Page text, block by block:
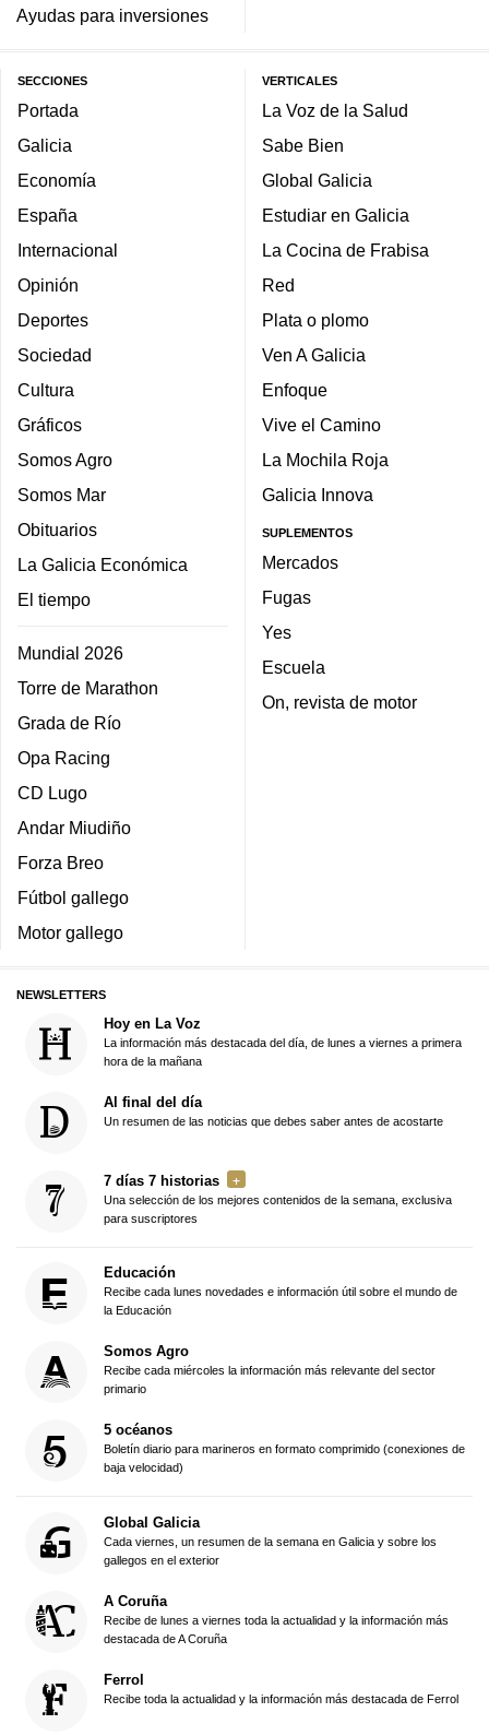
Ayudas para inversiones
SECCIONES
Portada
Galicia
Economía
España
Internacional
Opinión
Deportes
Sociedad
Cultura
Gráficos
Somos Agro
Somos Mar
Obituarios
La Galicia Económica
El tiempo
Mundial 2026
Torre de Marathon
Grada de Río
Opa Racing
CD Lugo
Andar Miudiño
Forza Breo
Fútbol gallego
Motor gallego
VERTICALES
La Voz de la Salud
Sabe Bien
Global Galicia
Estudiar en Galicia
La Cocina de Frabisa
Red
Plata o plomo
Ven A Galicia
Enfoque
Vive el Camino
La Mochila Roja
Galicia Innova
SUPLEMENTOS
Mercados
Fugas
Yes
Escuela
On, revista de motor
NEWSLETTERS
Hoy en La Voz
La información más destacada del día, de lunes a viernes a primera
hora de la mañana
Al final del día
Un resumen de las noticias que debes saber antes de acostarte
7 días 7 historias
Una selección de los mejores contenidos de la semana, exclusiva
para suscriptores
Educación
Recibe cada lunes novedades e información útil sobre el mundo de
la Educación
Somos Agro
Recibe cada miércoles la información más relevante del sector
primario
5 océanos
Boletín diario para marineros en formato comprimido (conexiones de
baja velocidad)
Global Galicia
Cada viernes, un resumen de la semana en Galicia y sobre los
gallegos en el exterior
A Coruña
Recibe de lunes a viernes toda la actualidad y la información más
destacada de A Coruña
Ferrol
Recibe toda la actualidad y la información más destacada de Ferrol